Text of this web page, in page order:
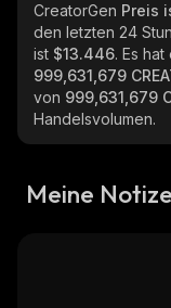
CreatorGen Preis
den letzten 24
ist $13.446. Es
999,631,679
von 999,631,679
Handelsvolumen.
Meine